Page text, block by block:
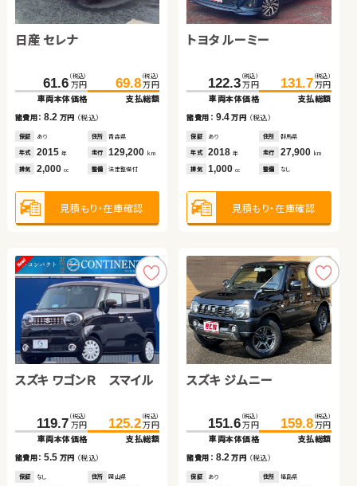
日産 セレナ
61.6 （税込）
万円
車両本体価格
69.8 （税込）
万円
支払総額
諸費用：8.2 万円 （税込）
保証 あり 住所 青森県
年式 2015 年 走行 129,200 km
排気 2,000 cc 整備 法定整備付
見積もり・在庫確認
トヨタ ルーミー
122.3 （税込）
万円
車両本体価格
131.7 （税込）
万円
支払総額
諸費用： 9.4万円 （税込）
保証 あり 住所 群馬県
年式 2018年 走行 27,900 km
排気 1,000cc 整備 なし
見積もり・在庫確認
スズキ ワゴンＲ スマイル
119.7 （税込）
万円
車両本体価格
125.2 （税込）
万円
支払総額
諸費用：5.5 万円 （税込）
保証 なし 住所 岡山県
スズキ ジムニー
151.6 （税込）
万円
車両本体価格
159.8 （税込）
万円
支払総額
諸費用： 8.2万円 （税込）
保証 あり 住所 福島県
96.0（税込）
万円
諸費用：17.0万円（税込）
あり 埼玉県
年式 2013年 走行
排気 2,000 整備 法定整備付
見積もり・在庫確認
ス
120.1 （税込）
万円
諸費用：4.6 万円（税込）
なし
年式 2018年 走行
排気 660 整備 なし
見積もり・在庫確認
トヨタ ヴェルファイア
258.3（税込）
万円
269.7 （税込）
万円
諸費用：11.4万円（税込）
あり 神奈川県
年式 2016年 走行
排気 3,500 整備 なし
スズキ ワゴンＲ
34.7（税込）
万円
諸費用： 5.9 万円（税込）
なし
年式 2012年 走行
排気 660 整備 法定整備付
スバル フォレスター
263.0 （税込）
万円
車両本体価格
278.7 （税込）
万円
支払総額
諸費用：15.7万円（税込）
保証 あり 住所 北海道
年式 2020 年 走行 29,300km
排気 1,800 cc 整備 法定整備付
見積もり・在庫確認
日産 エクストレイル
100.1 （税込）
万円
車両本体価格
110.4 （税込）
万円
支払総額
諸費用： 10.3万円（税込）
保証 なし 住所 埼玉県
年式 2013年 走行 13,700 km
排気 2,000cc 整備 なし
見積もり・在庫確認
トヨタ アルファード
489.7 （税込）
万円
車両本体価格
507.3 （税込）
万円
支払総額
諸費用：17.6万円（税込）
保証 なし 住所 岡山県
スズキ スイフト
157.7 （税込）
万円
車両本体価格
166.4 （税込）
万円
支払総額
諸費用： 8.7万円 （税込）
保証 なし 住所 岡山県